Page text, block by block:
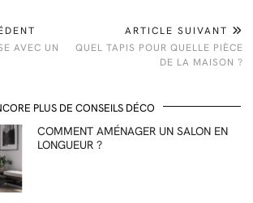
AVEC UN
ARTICLE SUIVANT
QUEL TAPIS POUR QUELLE PIÈCE
DE LA MAISON ?
PLUS DE CONSEILS DÉCO
COMMENT AMÉNAGER UN SALON EN
LONGUEUR ?